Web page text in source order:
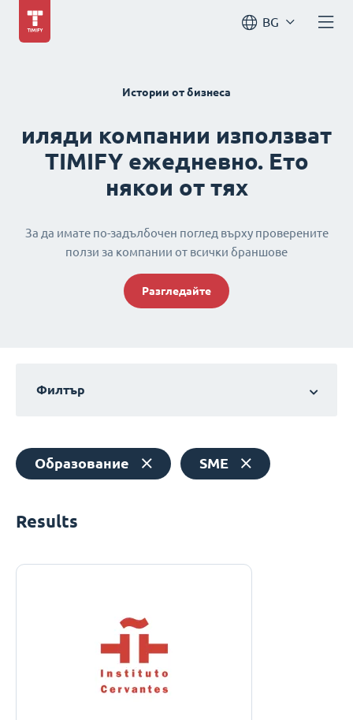
BG
Истории от бизнеса
иляди компании използват
TIMIFY ежедневно. Ето
някои от тях
За да имате по-задълбочен поглед върху проверените
ползи за компании от всички браншове
Разгледайте
Филтър
Образование SME
Results